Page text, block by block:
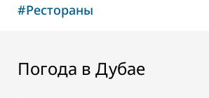
#Рестораны
Погода в Дубае